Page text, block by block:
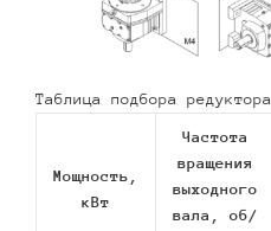
Таблица подбора редуктора
Мощность,
кВт
Частота
вращения
выходного
вала, об/